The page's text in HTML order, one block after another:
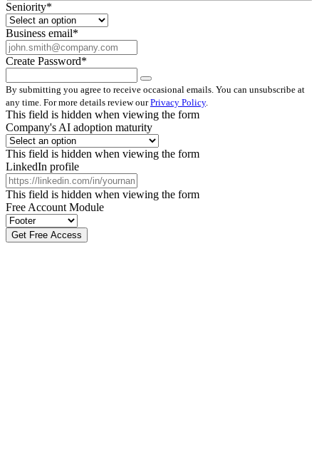
Seniority*
Business email*
Create Password*
By submitting you agree to receive occasional emails. You can unsubscribe at
any time. For more details review ourPrivacy Policy.
This field is hidden when viewing the form
Company's AI adoption maturity
This field is hidden when viewing the form
LinkedIn profile
This field is hidden when viewing the form
Free Account Module